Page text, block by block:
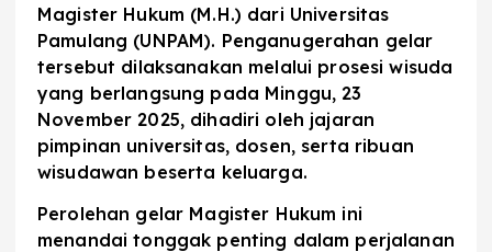
Magister Hukum (M.H.) dari Universitas
Pamulang (UNPAM). Penganugerahan gelar
tersebut dilaksanakan melalui prosesi wisuda
yang berlangsung pada Minggu, 23
November 2025, dihadiri oleh jajaran
pimpinan universitas, dosen, serta ribuan
wisudawan beserta keluarga.
Perolehan gelar Magister Hukum ini
menandai tonggak penting dalam perjalanan